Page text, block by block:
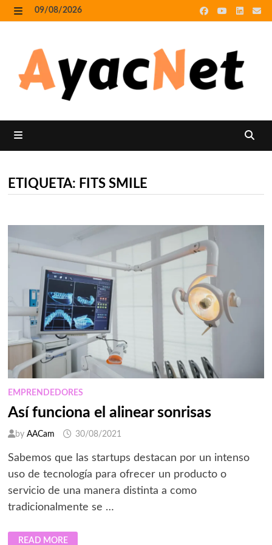
Skip
to
09/08/2026
ETIQUETA: FITS SMILE
EMPRENDEDORES
Así funciona el alinear sonrisas
by AACam 30/08/2021
Sabemos que las startups destacan por un intenso
uso de tecnología para ofrecer un producto o
servicio de una manera distinta a como
tradicionalmente se …
ASÍ
READ MORE